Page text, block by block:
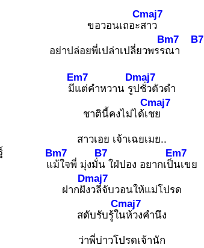
ขอวอนเถอะ
Cmaj7
สาว
อย่าปล่อยพี่เปล่าเปลี่ยวพรร
Bm7
ณา
B7
มี
Em7
แต่คำหวาน รู
Dmaj7
ปชั่วตัวดำ
ชาตินี้คงไม่ได้เ
Cmaj7
ชย
สาวเอย เจ้าเฉยเมย..
แ
Bm7
ม้ใจพี่ มุ่งมั่
B7
น ใฝ่ปอง อยากเป็
Em7
นเขย
ฝากฝั
Dmaj7
งวลีจับวอนให้แม่โปรด
สดับรับรู้ใ
Cmaj7
นห้วงคำนึง
ว่าพี่บ่าวโปรดเจ้านัก